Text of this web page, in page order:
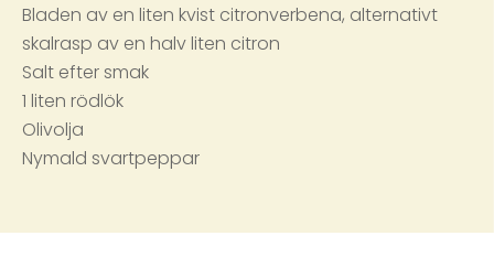
Bladen av en liten kvist citronverbena, alternativt
skalrasp av en halv liten citron
Salt efter smak
1 liten rödlök
Olivolja
Nymald svartpeppar